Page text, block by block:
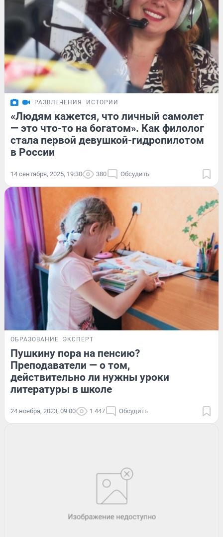
РАЗВЛЕЧЕНИЯ ИСТОРИИ
«Людям кажется, что личный самолет
— это что-то на богатом». Как филолог
стала первой девушкой-гидропилотом
в России
14 сентября, 2025, 19:30 380 Обсудить
ОБРАЗОВАНИЕ ЭКСПЕРТ
Пушкину пора на пенсию?
Преподаватели — о том,
действительно ли нужны уроки
литературы в школе
24 ноября, 2023, 09:00 1 447 Обсудить